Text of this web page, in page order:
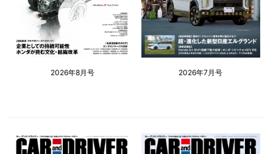
2026年8月号 2026年7月号